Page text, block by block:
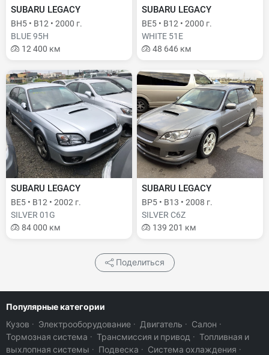
SUBARU LEGACY
BH5 • B12 • 2000 г.
BLUE 95H
12 400 км
SUBARU LEGACY
BE5 • B12 • 2000 г.
WHITE 51E
48 646 км
SUBARU LEGACY
BE5 • B12 • 2002 г.
SILVER 01G
84 000 км
SUBARU LEGACY
BP5 • B13 • 2008 г.
SILVER C6Z
139 201 км
Поделиться
Популярные категории
Кузов · Электрооборудование · Двигатель · Салон ·
Тормозная система · Трансмиссия и привод · Топливная и
выхлопная системы · Подвеска · Система охлаждения ·